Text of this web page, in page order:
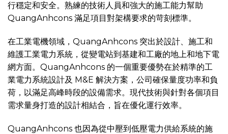
行穩定和安全。熟練的技術人員和強大的施工能力幫助
QuangAnhcons 滿足項目對架構要求的苛刻標準。
在工業電機領域，QuangAnhcons 突出於設計、施工和
維護工業電力系統，從變電站到基建和工廠的地上和地下電
網方面。QuangAnhcons 的一個重要優勢在於精準的工
業電力系統設計及 M&E 解決方案，公司確保量度功率和負
荷，以滿足高峰時段的設備需求。現代技術與針對各個項目
需求量身打造的設計相結合，旨在優化運行效率。
QuangAnhcons 也因為從中壓到低壓電力供給系統的施